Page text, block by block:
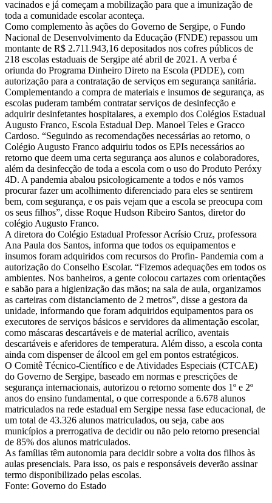
vacinados e já começam a mobilização para que a imunização de
toda a comunidade escolar aconteça.
Como complemento às ações do Governo de Sergipe, o Fundo
Nacional de Desenvolvimento da Educação (FNDE) repassou um
montante de R$ 2.711.943,16 depositados nos cofres públicos de
218 escolas estaduais de Sergipe até abril de 2021. A verba é
oriunda do Programa Dinheiro Direto na Escola (PDDE), com
autorização para a contratação de serviços em segurança sanitária.
Complementando a compra de materiais e insumos de segurança, as
escolas puderam também contratar serviços de desinfecção e
adquirir desinfetantes hospitalares, a exemplo dos Colégios Estadual
Augusto Franco, Escola Estadual Dep. Manoel Teles e Gracco
Cardoso. “Seguindo as recomendações necessárias ao retorno, o
Colégio Augusto Franco adquiriu todos os EPIs necessários ao
retorno que deem uma certa segurança aos alunos e colaboradores,
além da desinfecção de toda a escola com o uso do Produto Peróxy
4D. A pandemia abalou psicologicamente a todos e nós vamos
procurar fazer um acolhimento diferenciado para eles se sentirem
bem, com segurança, e os pais vejam que a escola se preocupa com
os seus filhos”, disse Roque Hudson Ribeiro Santos, diretor do
colégio Augusto Franco.
A diretora do Colégio Estadual Professor Acrísio Cruz, professora
Ana Paula dos Santos, informa que todos os equipamentos e
insumos foram adquiridos com recursos do Profin- Pandemia com a
autorização do Conselho Escolar. “Fizemos adequações em todos os
ambientes. Nos banheiros, a gente colocou cartazes com orientações
e sabão para a higienização das mãos; na sala de aula, organizamos
as carteiras com distanciamento de 2 metros”, disse a gestora da
unidade, informando que foram adquiridos equipamentos para os
executores de serviços básicos e servidores da alimentação escolar,
como máscaras descartáveis e de material acrílico, aventais
descartáveis e aferidores de temperatura. Além disso, a escola conta
ainda com dispenser de álcool em gel em pontos estratégicos.
O Comitê Técnico-Científico e de Atividades Especiais (CTCAE)
do Governo de Sergipe, baseado em normas e prescrições de
segurança internacionais, autorizou o retorno somente dos 1º e 2º
anos do ensino fundamental, o que corresponde a 6.678 alunos
matriculados na rede estadual em Sergipe nessa fase educacional, de
um total de 43.326 alunos matriculados, ou seja, cabe aos
municípios a prerrogativa de decidir ou não pelo retorno presencial
de 85% dos alunos matriculados.
As famílias têm autonomia para decidir sobre a volta dos filhos às
aulas presenciais. Para isso, os pais e responsáveis deverão assinar
termo disponibilizado pelas escolas.
Fonte: Governo do Estado